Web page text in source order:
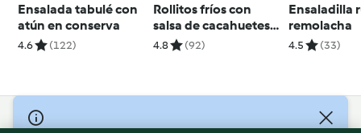
Ensalada tabulé con
atún en conserva
4.6 (122)
Rollitos fríos con
salsa de cacahuetes
(Goi cuon) - Vietnam
4.8 (92)
Ensaladilla
remolacha
4.5 (33)
© Copyright 2026